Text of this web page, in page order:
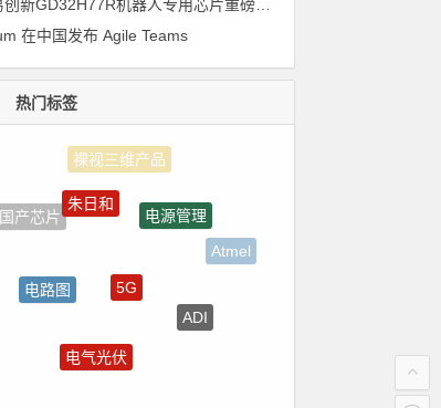
兆易创新GD32H77R机器人专用芯片重磅亮相，精准赋能伺服驱动与关节控制
在中国发布 Agile Teams
热门标签
国产芯片
Atmel